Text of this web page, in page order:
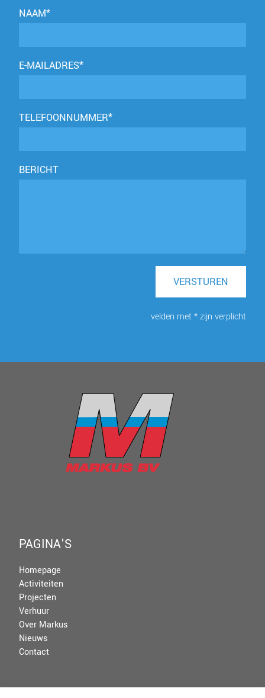
NAAM*
E-MAILADRES*
TELEFOONNUMMER*
BERICHT
VERSTUREN
velden met * zijn verplicht
PAGINA'S
Homepage
Activiteiten
Projecten
Verhuur
Over Markus
Nieuws
Contact